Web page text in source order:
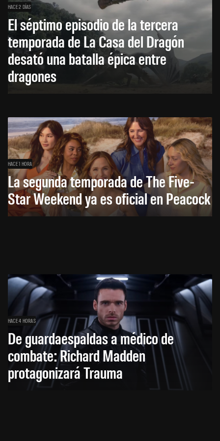
HACE 2 DÍAS
El séptimo episodio de la tercera
temporada de La Casa del Dragón
desató una batalla épica entre
dragones
HACE 1 HORA
La segunda temporada de The Five-
Star Weekend ya es oficial en Peacock
HACE 4 HORAS
De guardaespaldas a médico de
combate: Richard Madden
protagonizará Trauma